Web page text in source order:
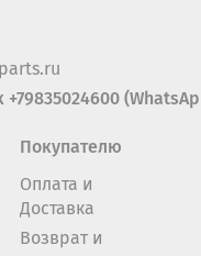
Покупателю
Оплата и
Доставка
Возврат и